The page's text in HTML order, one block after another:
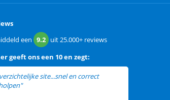
een 9.2 uit25.000+ reviews
geeft ons een 10 en zegt:
site...snel en correct